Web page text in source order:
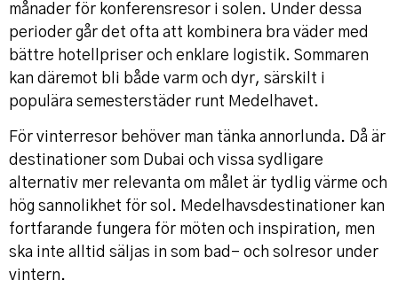
månader för konferensresor i solen. Under dessa
perioder går det ofta att kombinera bra väder med
bättre hotellpriser och enklare logistik. Sommaren
kan däremot bli både varm och dyr, särskilt i
populära semesterstäder runt Medelhavet.
För vinterresor behöver man tänka annorlunda. Då är
destinationer som Dubai och vissa sydligare
alternativ mer relevanta om målet är tydlig värme och
hög sannolikhet för sol. Medelhavsdestinationer kan
fortfarande fungera för möten och inspiration, men
ska inte alltid säljas in som bad- och solresor under
vintern.